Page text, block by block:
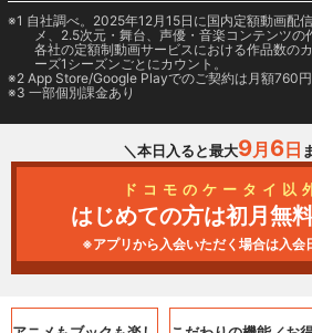
1 自社調べ。2025年12月15日に国内定額動画配
メ、2.5次元・舞台、声優・音楽コンテンツの
各社の定額制動画サービスにおける作品数の
ーズ1シーズンごとにカウント。
2 App Store/Google Playでのご契約は月額760
3 一部個別課金あり
＼本日入ると最大9月 6日
ドコモのケータイ以
はじめての方は初月無
※アプリから入会いただく場合は入会